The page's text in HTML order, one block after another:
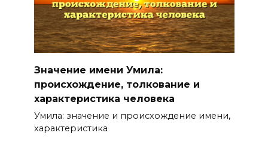
Значение имени Умила:
происхождение, толкование и
характеристика человека
Умила: значение и происхождение имени,
характеристика